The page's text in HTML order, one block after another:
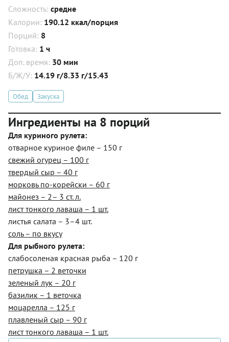
Сложность: средне
Калории: 190.12 ккал/порция
Порций: 8
Готовка: 1 ч
Доп. время: 30 мин
Б/Ж/У: 14.19 г/8.33 г/15.43
Обед Закуска
Ингредиенты на 8 порций
Для куриного рулета:
отварное куриное филе – 150 г
свежий огурец – 100 г
твердый сыр – 40 г
морковь по-корейски – 60 г
майонез – 2– 3 ст. л.
лист тонкого лаваша – 1 шт.
листья салата – 3–4 шт.
соль – по вкусу
Для рыбного рулета:
слабосоленая красная рыба – 120 г
петрушка – 2 веточки
зеленый лук – 20 г
базилик – 1 веточка
моцарелла – 125 г
плавленый сыр – 90 г
лист тонкого лаваша – 1 шт.